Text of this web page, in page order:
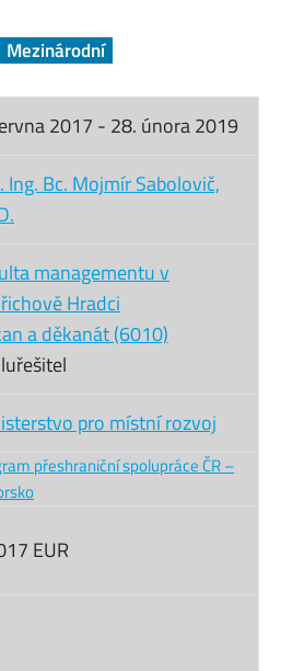
Mezinárodní
2017 - 28. února 2019
Ing. Bc. Mojmír Sabolovič,
managementu v
Hradci
a děkanát (6010)
pro místní rozvoj
přeshraniční spolupráce ČR –
EUR